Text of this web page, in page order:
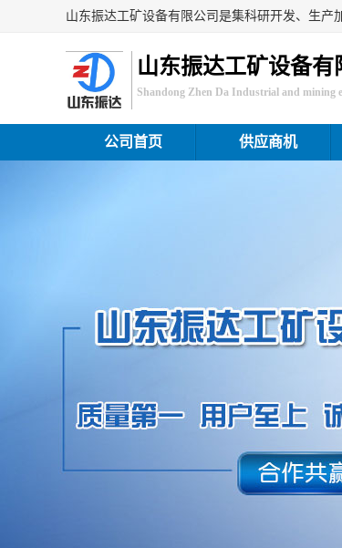
山东振达工矿设备有
Shandong Zhen Da Industrial and mining
公司首页 供应商机